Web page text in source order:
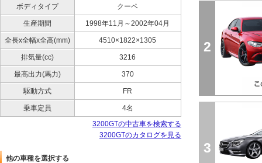
ボディタイプ クーペ
生産期間 1998年11月～2002年04月
全長x全幅x全高(mm) 4510×1822×1305
排気量(cc) 3216
最高出力(馬力) 370
駆動方式 FR
乗車定員
4名
3200GTの中古車を検索する
3200GTのカタログを見る
他の車種を選択する
2
3